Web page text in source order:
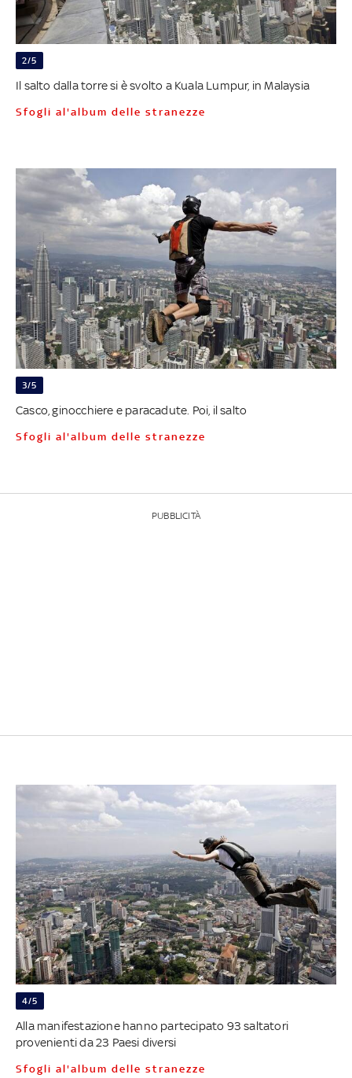
2/5
Il salto dalla torre si è svolto a Kuala Lumpur, in Malaysia
Sfogli al'album delle stranezze
3/5
Casco, ginocchiere e paracadute. Poi, il salto
Sfogli al'album delle stranezze
PUBBLICITÀ
4/5
Alla manifestazione hanno partecipato 93 saltatori
provenienti da 23 Paesi diversi
Sfogli al'album delle stranezze